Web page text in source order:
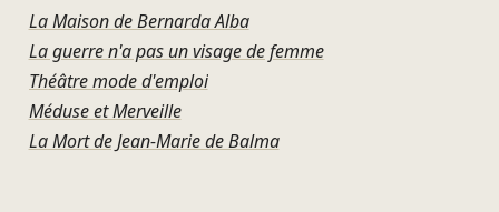
La Maison de Bernarda Alba
La guerre n'a pas un visage de femme
Théâtre mode d'emploi
Méduse et Merveille
La Mort de Jean-Marie de Balma